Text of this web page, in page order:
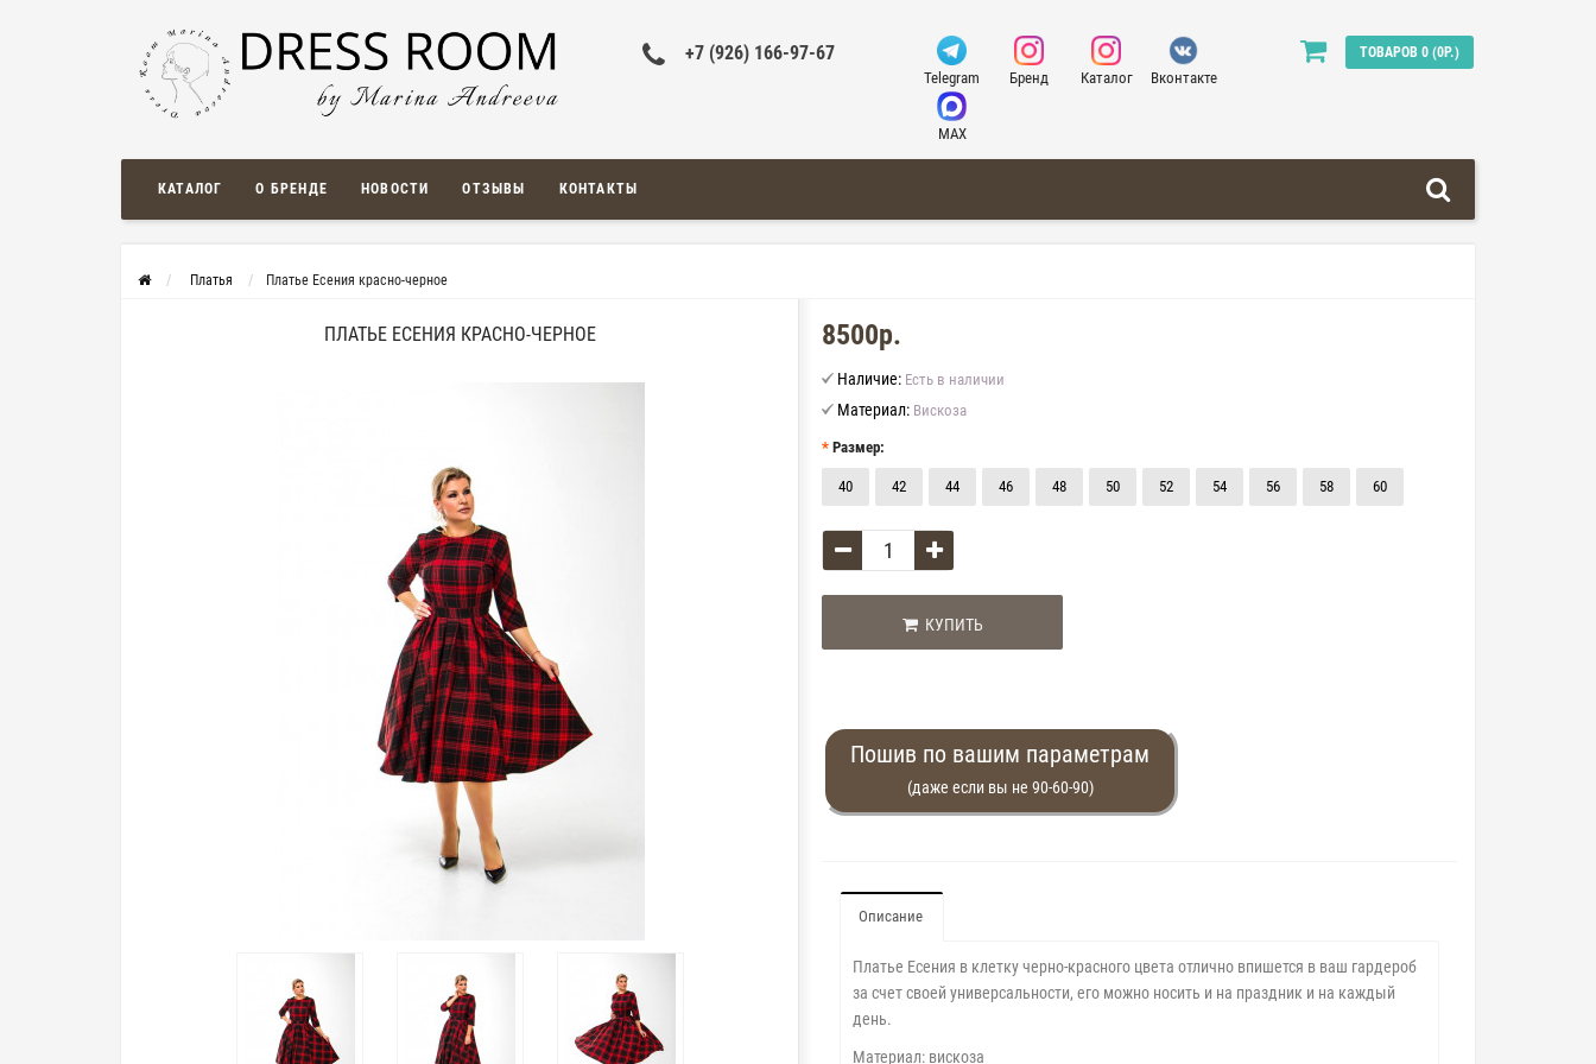
+7 (926) 166-97-67
Telegram Бренд Каталог Вконтакте
MAX
ТОВАРОВ 0 (0Р.)
КАТАЛОГ О БРЕНДЕ НОВОСТИ ОТЗЫВЫ КОНТАКТЫ
Платья Платье Есения красно-черное
ПЛАТЬЕ ЕСЕНИЯ КРАСНО-ЧЕРНОЕ 8500р.
Наличие: Есть в наличии
Материал: Вискоза
Размер:
40 42 44 46 48 50 52 54 56 58 60
КУПИТЬ
Пошив по вашим параметрам
(даже если вы не 90-60-90)
Описание
Платье Есения в клетку черно-красного цвета отлично впишется в ваш гардероб
за счет своей универсальности, его можно носить и на праздник и на каждый
день.
Материал: вискоза